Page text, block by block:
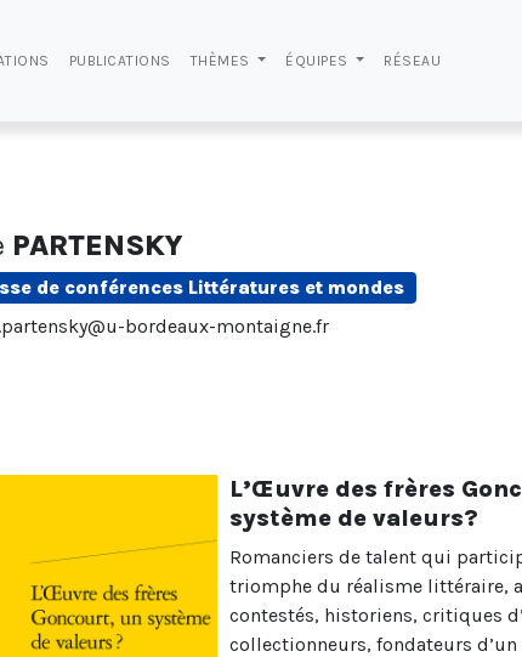
PUBLICATIONS THÈMES ÉQUIPES RÉSEAU
PARTENSKY
de conférences Littératures et mondes
bordeaux-montaigne.fr
L’Œuvre des frères
système de valeurs?
Romanciers de talent qui
triomphe du réalisme littéraire,
contestés, historiens, critiques
collectionneurs, fondateurs